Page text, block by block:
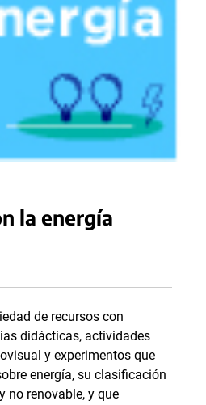
la energía
de recursos con
didácticas, actividades
y experimentos que
energía, su clasificación
no renovable, y que